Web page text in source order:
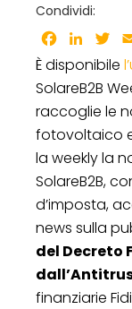
Condividi:
Facebook
È disponibile
SolareB2B
raccoglie le
fotovoltaico
la weekly la
SolareB2B,
d’imposta,
news sulla
del Decreto
finanziarie